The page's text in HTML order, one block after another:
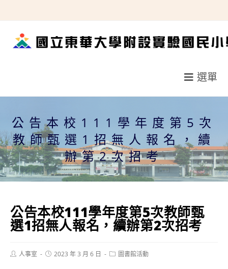
轉
選單
公告本校111學年度第5次
教師甄選1招無人報名，續
辦第2次招考
公告本校111學年度第5次教師甄
選1招無人報名，續辦第2次招考
Post人事室
Post2023 年 3 月 6 日
Post圖書館活動